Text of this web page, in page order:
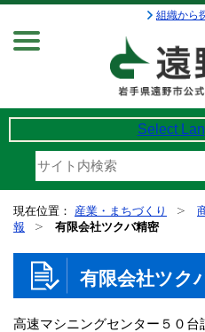
組織から
Select
現在位置： 産業・まちづくり
報
有限会社ツクバ精密
有限会社ツク
高速マシニングセンター５０